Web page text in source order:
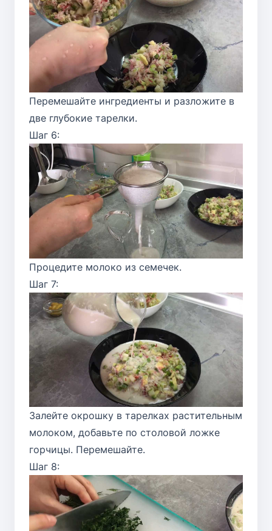
Перемешайте ингредиенты и разложите в
две глубокие тарелки.
Шаг 6:
Процедите молоко из семечек.
Шаг 7:
Залейте окрошку в тарелках растительным
молоком, добавьте по столовой ложке
горчицы. Перемешайте.
Шаг 8: